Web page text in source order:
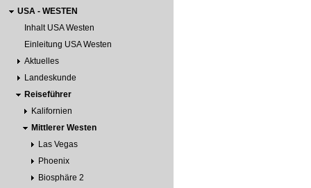
USA - WESTEN
Inhalt USA Westen
Einleitung USA Westen
Aktuelles
Landeskunde
Reiseführer
Kalifornien
Mittlerer Westen
Las Vegas
Phoenix
Biosphäre 2